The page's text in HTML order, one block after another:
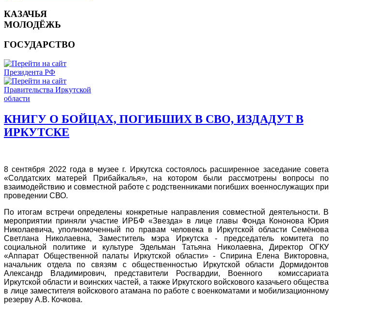
КАЗАЧЬЯ
МОЛОДЁЖЬ
ГОСУДАРСТВО
КНИГУ О БОЙЦАХ, ПОГИБШИХ В СВО, ИЗДАДУТ В
ИРКУТСКЕ
8 сентября 2022 года в музее г. Иркутска состоялось расширенное заседание совета
«Солдатских матерей Прибайкалья», на котором были рассмотрены вопросы по
взаимодействию и совместной работе с родственниками погибших военнослужащих при
проведении СВО.
По итогам встречи определены конкретные направления совместной деятельности. В
мероприятии приняли участие ИРБФ «Звезда» в лице главы Фонда Кононова Юрия
Николаевича, уполномоченный по правам человека в Иркутской области Семёнова
Светлана Николаевна, Заместитель мэра Иркутска - председатель комитета по
социальной политике и культуре Эдельман Татьяна Николаевна, Директор ОГКУ
«Аппарат Общественной палаты Иркутской области» - Спирина Елена Викторовна,
начальник отдела по связям с общественностью Иркутской области Дормидонтов
Александр Владимирович, представители Росгвардии, Военного комиссариата
Иркутской области и воинских частей, а также Иркутского войскового казачьего общества
в лице заместителя войскового атамана по работе с военкоматами и мобилизационному
резерву А.В. Кочкова.